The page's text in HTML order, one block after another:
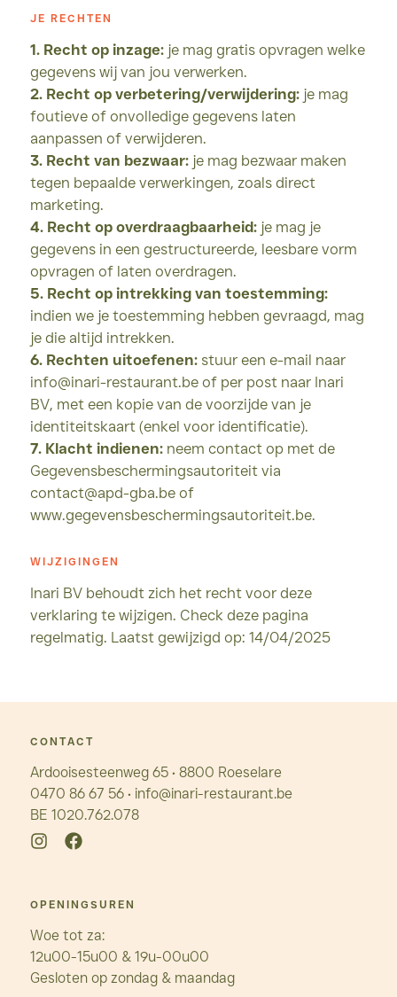
JE RECHTEN
1. Recht op inzage:je mag gratis opvragen welke
gegevens wij van jou verwerken.
2. Recht op verbetering/verwijdering:je mag
foutieve of onvolledige gegevens laten
aanpassen of verwijderen.
3. Recht van bezwaar:je mag bezwaar maken
tegen bepaalde verwerkingen, zoals direct
marketing.
4. Recht op overdraagbaarheid:je mag je
gegevens in een gestructureerde, leesbare vorm
opvragen of laten overdragen.
5. Recht op intrekking van toestemming:
indien we je toestemming hebben gevraagd, mag
je die altijd intrekken.
6. Rechten uitoefenen:stuur een e-mail naar
info@inari-restaurant.be of per post naar Inari
BV, met een kopie van de voorzijde van je
identiteitskaart (enkel voor identificatie).
7. Klacht indienen:neem contact op met de
Gegevensbeschermingsautoriteit via
contact@apd-gba.be of
www.gegevensbeschermingsautoriteit.be.
WIJZIGINGEN
Inari BV behoudt zich het recht voor deze
verklaring te wijzigen. Check deze pagina
regelmatig. Laatst gewijzigd op: 14/04/2025
CONTACT
Ardooisesteenweg 65 • 8800 Roeselare
0470 86 67 56• info@inari-restaurant.be
BE 1020.762.078
OPENINGSUREN
Woe tot za:
12u00-15u00 & 19u-00u00
Gesloten op zondag & maandag